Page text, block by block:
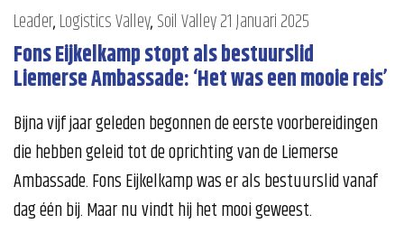
Leader,Logistics Valley,Soil Valley21 Januari 2025
Fons Eijkelkamp stopt als bestuurslid
Liemerse Ambassade: ‘Het was een mooie reis’
Bijna vijf jaar geleden begonnen de eerste voorbereidingen
die hebben geleid tot de oprichting van de Liemerse
Ambassade. Fons Eijkelkamp was er als bestuurslid vanaf
dag één bij. Maar nu vindt hij het mooi geweest.